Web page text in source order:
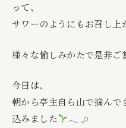
って、
サワーのようにもお召し上
様々な愉しみかたで是非
今日は、
朝から亭主自ら山で摘んで
込みました
𓂃 𓈒𓏸